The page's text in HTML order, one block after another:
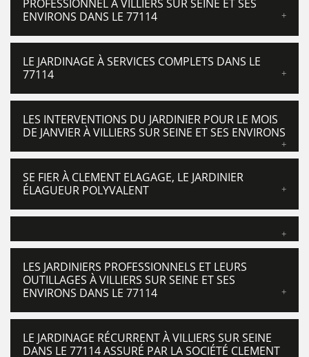
PROFESSIONNEL À VILLIERS SUR SEINE ET SES
ENVIRONS DANS LE 77114
LE JARDINAGE À SERVICES COMPLETS DANS LE
77114
LES INTERVENTIONS DU JARDINIER POUR LE MOIS
DE JANVIER À VILLIERS SUR SEINE ET SES ENVIRONS
SE FIER À CLEMENT ELAGAGE, LE JARDINIER
ÉLAGUEUR POLYVALENT
LES JARDINIERS PROFESSIONNELS ET LEURS
OUTILLAGES À VILLIERS SUR SEINE ET SES
ENVIRONS DANS LE 77114
LE JARDINAGE RÉCURRENT À VILLIERS SUR SEINE
DANS LE 77114 ASSURÉ PAR LA SOCIÉTÉ CLEMENT